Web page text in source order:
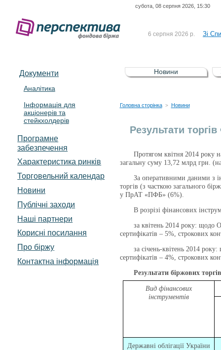
субота, 08 серпня 2026, 15:30
6 серпня 2026 р. Зі
5 серпня 2026 р.
Зі
UA4000232607)
4 серпня 2026 р.
Документи
Аналітика
Інформація для
акціонерів та
стейкхолдерів
Програмне
забезпечення
Характеристика pинків
Торговельний календар
Новини
Публічні заходи
Наші партнери
Корисні посилання
Про біржу
Контактна інформація
Новини
Головна сторінка > Новини
Результати
Протягом квітня 2014 року на
загальну суму 13,72 млрд грн.
За оперативними даними з
торгів (з часткою загального
у ПрАТ «ПФБ» (6%).
В розрізі фінансових
за квітень 2014 року: щодо
сертифікатів – 5%, строкових
за січень-квітень 2014 року:
сертифікатів – 4%, строкових
Результати біржових
Вид фінансових
інструментів
Державні облігації України